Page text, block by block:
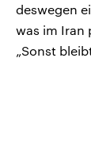
deswegen
was im Iran
„Sonst